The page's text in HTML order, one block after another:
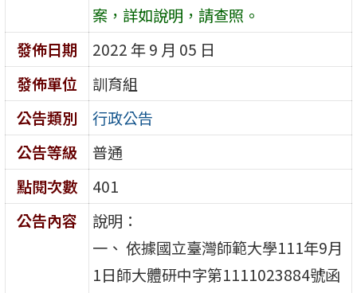
案，詳如說明，請查照。
發佈日期
2022 年 9 月 05 日
發佈單位
訓育組
公告類別
行政公告
公告等級
普通
點閱次數
401
公告內容
說明：
一、 依據國立臺灣師範大學111年9月
1日師大體研中字第1111023884號函